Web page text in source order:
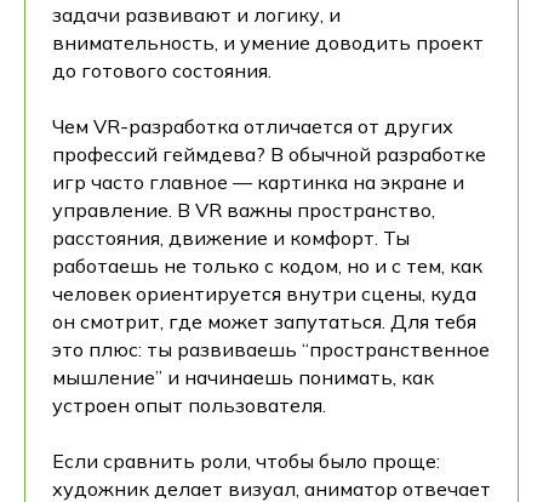
задачи развивают и логику, и
внимательность, и умение доводить проект
до готового состояния.
Чем VR-разработка отличается от других
профессий геймдева? В обычной разработке
игр часто главное — картинка на экране и
управление. В VR важны пространство,
расстояния, движение и комфорт. Ты
работаешь не только с кодом, но и с тем, как
человек ориентируется внутри сцены, куда
он смотрит, где может запутаться. Для тебя
это плюс: ты развиваешь “пространственное
мышление” и начинаешь понимать, как
устроен опыт пользователя.
Если сравнить роли, чтобы было проще:
художник делает визуал, аниматор отвечает